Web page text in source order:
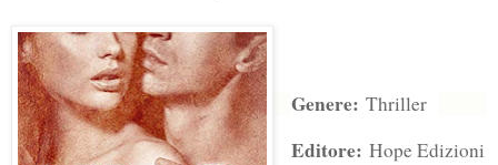
Genere: Thriller
Editore: Hope Edizioni